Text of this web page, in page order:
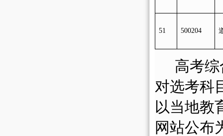
51 500204
高考
对选考科
以当地教
网站公布